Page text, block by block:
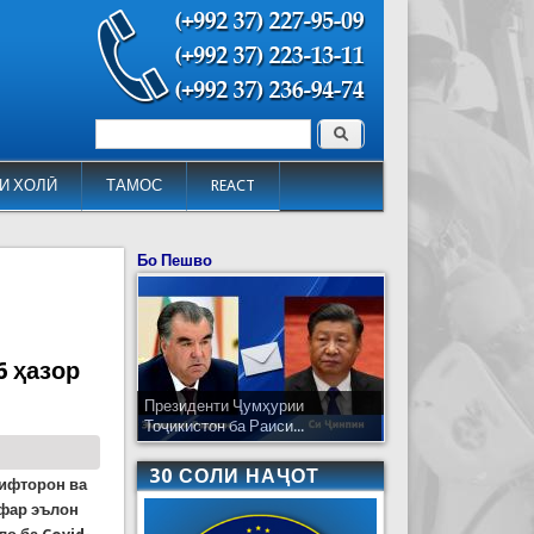
ХОЛӢ ТАМОС REACT
Форма поиска Поиск
ҳазор
ва
эълон
Бо Пешво
Президенти Ҷумҳурии
Тоҷикистон ба Раиси...
30 СОЛИ НАҶОТ